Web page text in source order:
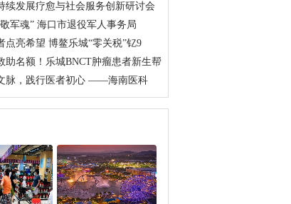
续发展疗愈与社会服务创新研讨会
军魂” 海口市退役军人事务局
点亮希望 博鳌乐城“零关税”钇9
助名额！乐城BNCT肿瘤患者新生帮
脉，践行医者初心 ——海南医科